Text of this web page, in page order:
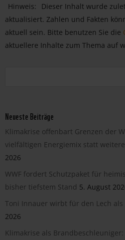
Hinweis:
Dieser Inhalt wurde
aktualisiert. Zahlen und Fakten
aktuell sein. Bitte benutzen Sie die
aktuellere Inhalte zum Thema auf
Neueste Beiträge
Klimakrise offenbart Grenzen der
vielfältigen Energiemix statt
2026
WWF fordert Schutzpaket für
bisher tiefstem Stand 5. August
Toni Innauer wirbt für den Lech als
2026
Klimakrise als